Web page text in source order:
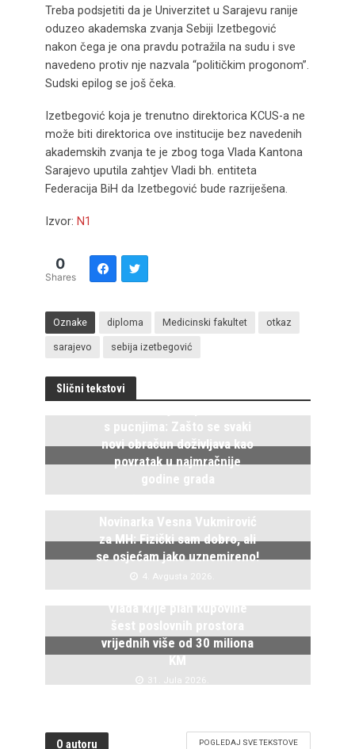
Treba podsjetiti da je Univerzitet u Sarajevu ranije
oduzeo akademska zvanja Sebiji Izetbegović
nakon čega je ona pravdu potražila na sudu i sve
navedeno protiv nje nazvala “političkim progonom”.
Sudski epilog se još čeka.
Izetbegović koja je trenutno direktorica KCUS-a ne
može biti direktorica ove institucije bez navedenih
akademskih zvanja te je zbog toga Vlada Kantona
Sarajevo uputila zahtjev Vladi bh. entiteta
Federacija BiH da Izetbegović bude razriješena.
Izvor: N1
0
Shares
Oznake diploma Medicinski fakultet otkaz
sarajevo sebija izetbegović
Slični tekstovi
s pucnjima: Zašto se svaki
novi obračun doživljava kao
povratak u najmračnije
godine grada
5. Avgusta 2026.
Novinarka Vesna Vukmirović
za MH: Fizički sam dobro, ali
se osjećam jako uznemireno!
4. Avgusta 2026.
Vlada krije plan kupovine
šest poslovnih prostora
vrijednih više od 30 miliona
KM
31. Jula 2026.
O autoru POGLEDAJ SVE TEKSTOVE